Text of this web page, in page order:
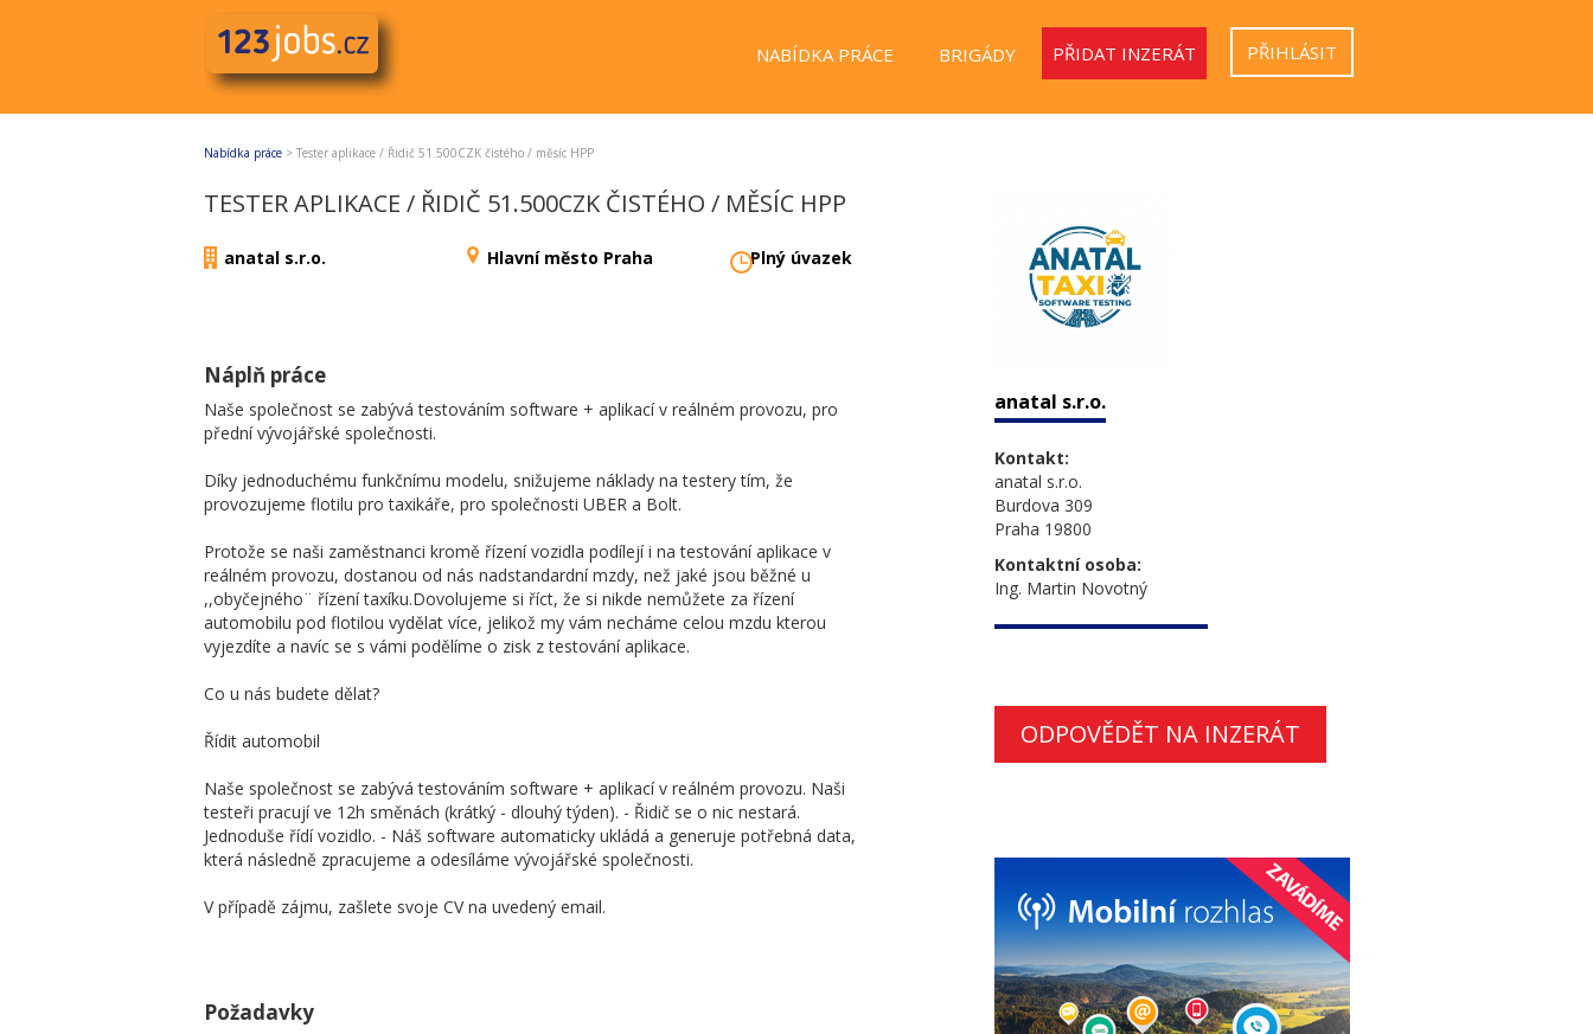
NABÍDKA PRÁCE BRIGÁDY PŘIDAT INZERÁT PŘIHLÁSIT
Nabídka práce > Tester aplikace / Řidič 51.500CZK čistého / měsíc HPP
TESTER APLIKACE / ŘIDIČ 51.500CZK ČISTÉHO / MĚSÍC HPP
anatal s.r.o. Hlavní město Praha Plný úvazek
Náplň práce
Naše společnost se zabývá testováním software + aplikací v reálném provozu, pro
přední vývojářské společnosti.
Díky jednoduchému funkčnímu modelu, snižujeme náklady na testery tím, že
provozujeme flotilu pro taxikáře, pro společnosti UBER a Bolt.
Protože se naši zaměstnanci kromě řízení vozidla podílejí i na testování aplikace v
reálném provozu, dostanou od nás nadstandardní mzdy, než jaké jsou běžné u
,,obyčejného¨ řízení taxíku.Dovolujeme si říct, že si nikde nemůžete za řízení
automobilu pod flotilou vydělat více, jelikož my vám necháme celou mzdu kterou
vyjezdíte a navíc se s vámi podělíme o zisk z testování aplikace.
Co u nás budete dělat?
Řídit automobil
Naše společnost se zabývá testováním software + aplikací v reálném provozu. Naši
testeři pracují ve 12h směnách (krátký - dlouhý týden). - Řidič se o nic nestará.
Jednoduše řídí vozidlo. - Náš software automaticky ukládá a generuje potřebná data,
která následně zpracujeme a odesíláme vývojářské společnosti.
V případě zájmu, zašlete svoje CV na uvedený email.
Požadavky
anatal s.r.o.
Kontakt:
anatal s.r.o.
Burdova 309
Praha 19800
Kontaktní osoba:
Ing. Martin Novotný
ODPOVĚDĚT NA INZERÁT